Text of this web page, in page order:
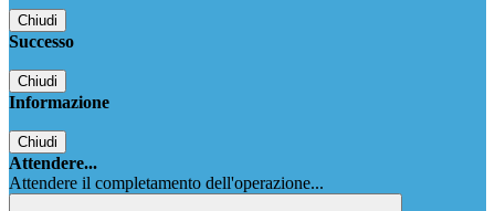
Chiudi
Successo
Chiudi
Informazione
Chiudi
Attendere...
Attendere il completamento dell'operazione...